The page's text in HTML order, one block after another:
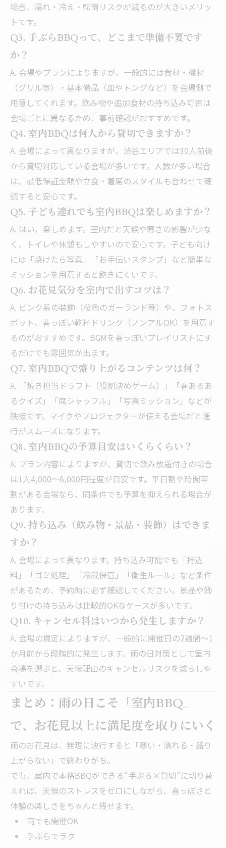
場合、濡れ・冷え・転倒リスクが減るのが大きいメリッ
トです。
Q3. 手ぶらBBQって、どこまで準備不要です
か？
A. 会場やプランによりますが、一般的には食材・機材
（グリル等）・基本備品（皿やトングなど）を会場側で
用意してくれます。飲み物や追加食材の持ち込み可否は
会場ごとに異なるため、事前確認がおすすめです。
Q4. 室内BBQは何人から貸切できますか？
A. 会場によって異なりますが、渋谷エリアでは30人前後
から貸切対応している会場が多いです。人数が多い場合
は、最低保証金額や立食・着席のスタイルも合わせて確
認すると安心です。
Q5. 子ども連れでも室内BBQは楽しめますか？
A. はい、楽しめます。室内だと天候や寒さの影響が少な
く、トイレや休憩もしやすいので安心です。子ども向け
には「焼けたら写真」「お手伝いスタンプ」など簡単な
ミッションを用意すると飽きにくいです。
Q6. お花見気分を室内で出すコツは？
A. ピンク系の装飾（桜色のガーランド等）や、フォトス
ポット、春っぽい乾杯ドリンク（ノンアルOK）を用意す
るのがおすすめです。BGMを春っぽいプレイリストにす
るだけでも雰囲気が出ます。
Q7. 室内BBQで盛り上がるコンテンツは何？
A. 「焼き担当ドラフト（役割決めゲーム）」「春あるあ
るクイズ」「席シャッフル」「写真ミッション」などが
鉄板です。マイクやプロジェクターが使える会場だと進
行がスムーズになります。
Q8. 室内BBQの予算目安はいくらくらい？
A. プラン内容によりますが、貸切で飲み放題付きの場合
は1人4,000〜6,000円程度が目安です。平日割や時間帯
割がある会場なら、同条件でも予算を抑えられる場合が
あります。
Q9. 持ち込み（飲み物・景品・装飾）はできま
すか？
A. 会場によって異なります。持ち込み可能でも「持込
料」「ゴミ処理」「冷蔵保管」「衛生ルール」など条件
があるため、予約時に必ず確認してください。景品や飾
り付けの持ち込みは比較的OKなケースが多いです。
Q10. キャンセル料はいつから発生しますか？
A. 会場の規定によりますが、一般的に開催日の2週間〜1
か月前から段階的に発生します。雨の日対策として室内
会場を選ぶと、天候理由のキャンセルリスクを減らしや
すいです。
まとめ：雨の日こそ「室内BBQ」
で、お花見以上に満足度を取りにいく
雨のお花見は、無理に決行すると「寒い・濡れる・盛り
上がらない」で終わりがち。
でも、室内で本格BBQができる“手ぶら×貸切”に切り替
えれば、天候のストレスをゼロにしながら、春っぽさと
体験の楽しさをちゃんと残せます。
雨でも開催OK
手ぶらでラク